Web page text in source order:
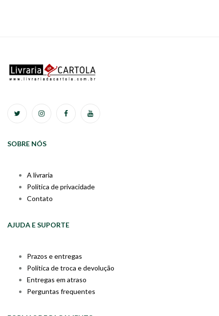
SOBRE NÓS
A livraria
Política de privacidade
Contato
AJUDA E SUPORTE
Prazos e entregas
Política de troca e devolução
Entregas em atraso
Perguntas frequentes